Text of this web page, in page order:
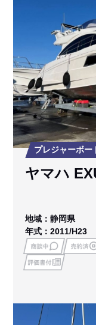
プレジャーボー
ヤマハ
地域：静岡県
年式：2011/H23